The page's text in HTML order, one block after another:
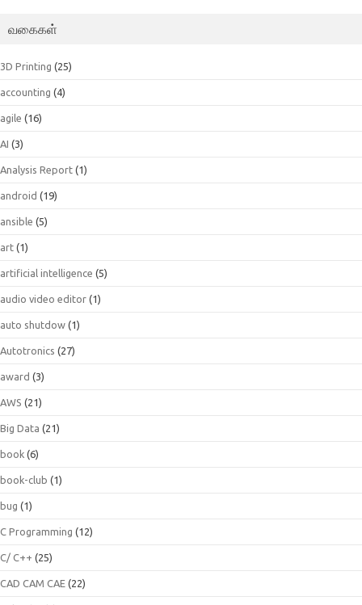
வகைகள்
3D Printing (25)
accounting (4)
agile (16)
AI (3)
Analysis Report (1)
android (19)
ansible (5)
art (1)
artificial intelligence (5)
audio video editor (1)
auto shutdow (1)
Autotronics (27)
award (3)
AWS (21)
Big Data (21)
book (6)
book-club (1)
bug (1)
C Programming (12)
C/ C++ (25)
CAD CAM CAE (22)